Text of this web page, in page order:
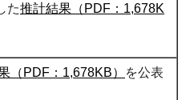
た推計結果（PDF：1,678K
（PDF：1,678KB） を公表